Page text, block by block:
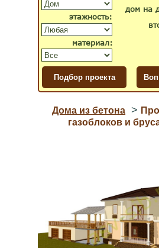
дом на
материал:
этажность:
Дома из бетона >
газоблоков и